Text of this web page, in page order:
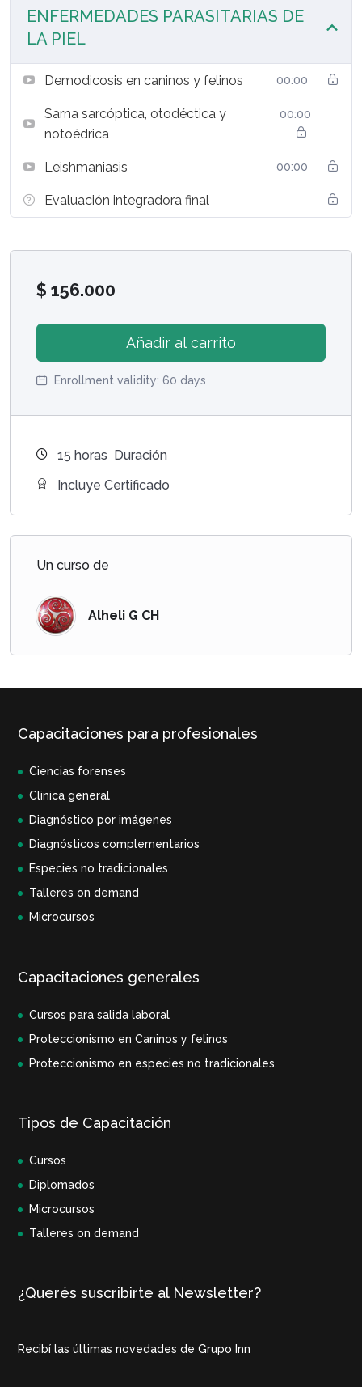
ENFERMEDADES PARASITARIAS DE
LA PIEL
Demodicosis en caninos y felinos 00:00
Sarna sarcóptica, otodéctica y
notoédrica
00:00
Leishmaniasis 00:00
Evaluación integradora final
$ 156.000
Añadir al carrito
Enrollment validity: 60 days
15 horas Duración
Incluye Certificado
Un curso de
Alheli G CH
Capacitaciones para profesionales
Ciencias forenses
Clinica general
Diagnóstico por imágenes
Diagnósticos complementarios
Especies no tradicionales
Talleres on demand
Microcursos
Capacitaciones generales
Cursos para salida laboral
Proteccionismo en Caninos y felinos
Proteccionismo en especies no tradicionales.
Tipos de Capacitación
Cursos
Diplomados
Microcursos
Talleres on demand
¿Querés suscribirte al Newsletter?
Recibí las últimas novedades de Grupo Inn